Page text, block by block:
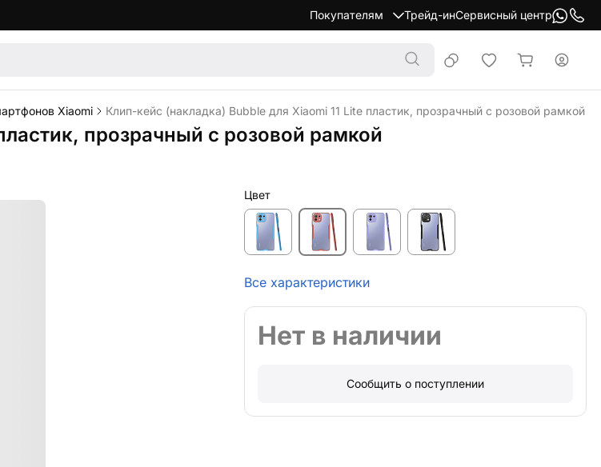
Покупателям Трейд-инСервисный центр
Xiaomi Клип-кейс (накладка) Bubble для Xiaomi 11 Lite пластик, прозрачный с розовой рамкой
прозрачный с розовой рамкой
Цвет
Все характеристики
Нет в наличии
Сообщить о поступлении